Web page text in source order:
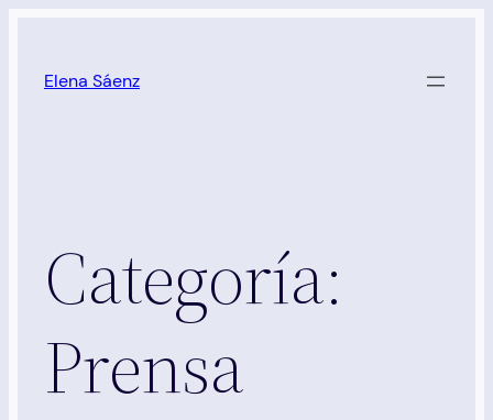
contenido
Elena Sáenz
Categoría:
Prensa